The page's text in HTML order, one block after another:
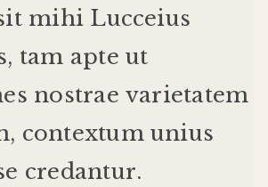
mihi Lucceius
, tam apte ut
nostrae varietatem
, contextum unius
credantur.